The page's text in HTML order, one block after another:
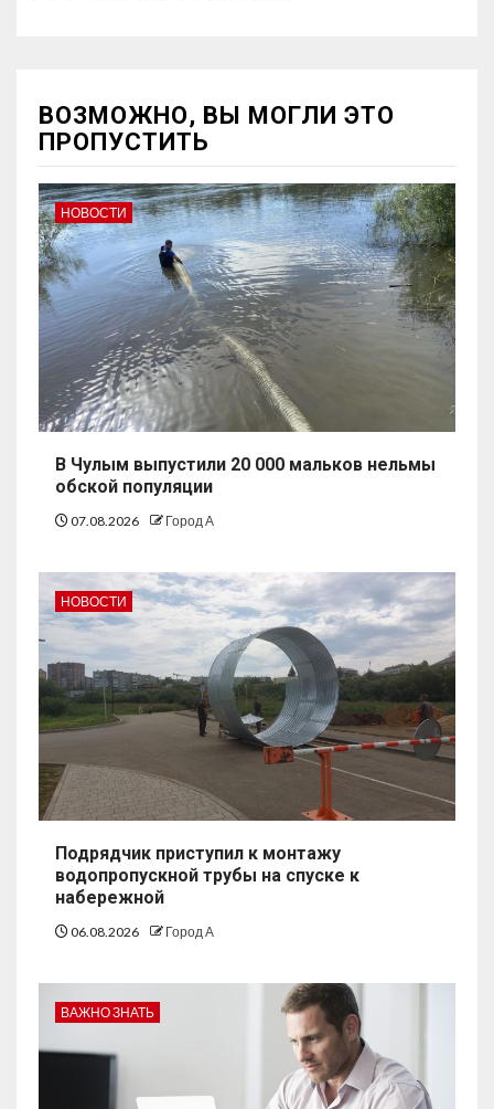
ВОЗМОЖНО, ВЫ МОГЛИ ЭТО
ПРОПУСТИТЬ
НОВОСТИ
В Чулым выпустили 20 000 мальков нельмы
обской популяции
07.08.2026 Город А
НОВОСТИ
Подрядчик приступил к монтажу
водопропускной трубы на спуске к
набережной
06.08.2026 Город А
ВАЖНО ЗНАТЬ